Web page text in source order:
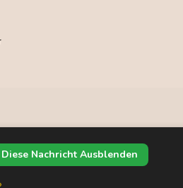
Diese Nachricht Ausblenden